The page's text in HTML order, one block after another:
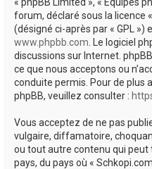
forum, déclaré sous la licence «
(désigné ci-après par « GPL
www.phpbb.com . Le logiciel
discussions sur Internet.
ce que nous acceptons ou
conduite permis. Pour de plus
phpBB, veuillez consulter :
Vous acceptez de ne pas
vulgaire, diffamatoire,
ou tout autre contenu qui peut
pays, du pays où «